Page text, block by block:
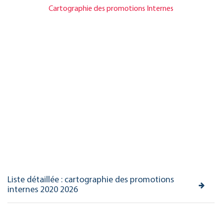
Cartographie des promotions Internes
Liste détaillée : cartographie des promotions
internes 2020 2026